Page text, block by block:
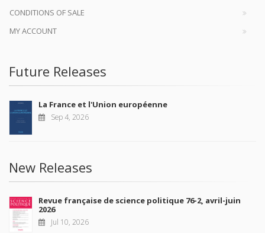
CONDITIONS OF SALE
MY ACCOUNT
Future Releases
La France et l'Union européenne
Sep 4, 2026
New Releases
Revue française de science politique 76-2, avril-juin
2026
Jul 10, 2026